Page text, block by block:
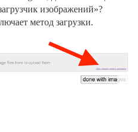
изображений»?
метод загрузки.